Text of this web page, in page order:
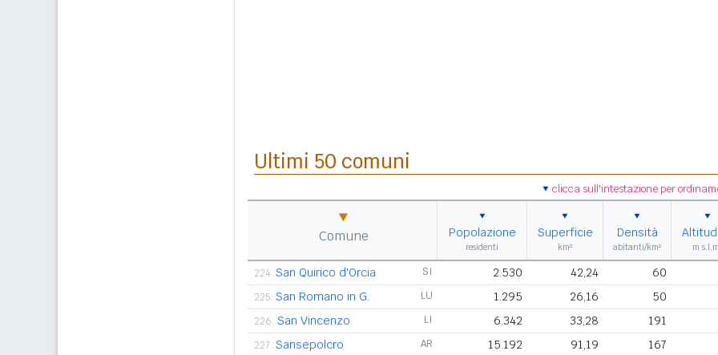
Ultimi 50 comuni
clicca sull'intestazione per
Comune Popolazione
residenti
Superficie
km²
Densità
abitanti/km² m
224. San Quirico d'Orcia SI 2.530 42,24 60
225. San Romano in G. LU 1.295 26,16 50
226. San Vincenzo LI 6.342 33,28 191
227. Sansepolcro AR 15.192 91,19 167